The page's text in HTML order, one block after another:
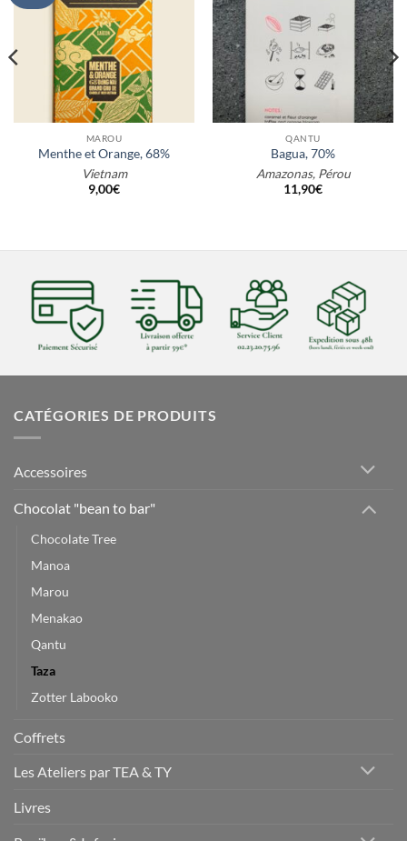
MAROU
Menthe et Orange, 68%
Vietnam
9,00€
QANTU
Bagua, 70%
Amazonas, Pérou
11,90€
CATÉGORIES DE PRODUITS
Accessoires
Chocolat "bean to bar"
Chocolate Tree
Manoa
Marou
Menakao
Qantu
Taza
Zotter Labooko
Coffrets
Les Ateliers par TEA & TY
Livres